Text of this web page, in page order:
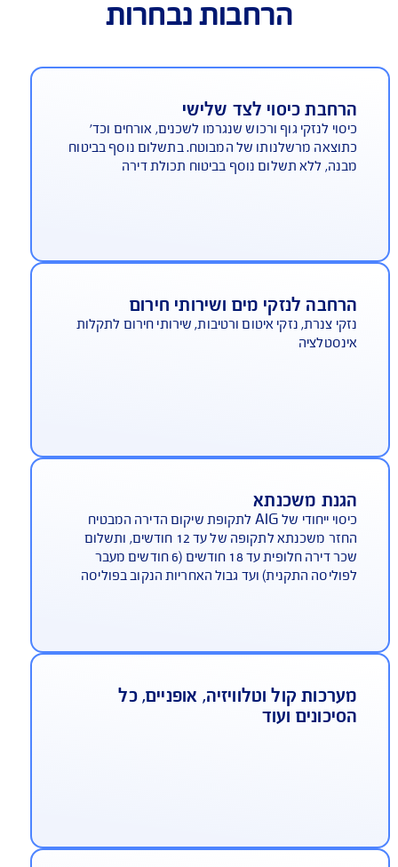
הרחבות נבחרות
כיסוי לצד שלישי
לנזקי גוף ורכוש שנגרמו לשכנים, אורחים וכד'
מרשלנותו של המבוטח. בתשלום נוסף בביטוח
ללא תשלום נוסף בביטוח תכולת דירה
לנזקי מים ושירותי חירום
צנרת, נזקי איטום ורטיבות, שירותי חירום לתקלות
משכנתא
כיסוי ייחודי של AIG לתקופת שיקום הדירה המבטיח